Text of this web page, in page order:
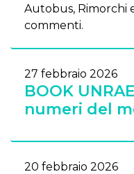
Autobus, Rimorchi
commenti.
27 febbraio 2026
BOOK
numeri del
20 febbraio 2026